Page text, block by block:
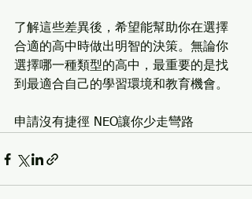
了解這些差異後，希望能幫助你在選擇
合適的高中時做出明智的決策。無論你
選擇哪一種類型的高中，最重要的是找
到最適合自己的學習環境和教育機會。
申請沒有捷徑 NEO讓你少走彎路